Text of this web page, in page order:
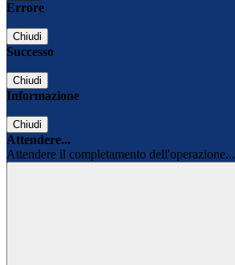
Errore
Chiudi
Successo
Chiudi
Informazione
Chiudi
Attendere...
Attendere il completamento dell'operazione...